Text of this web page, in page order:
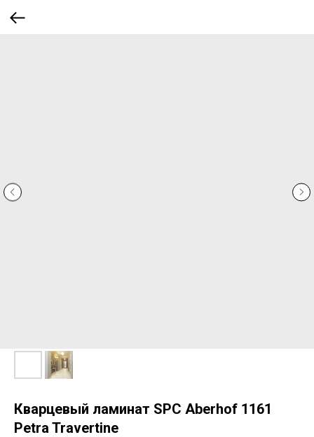
Кварцевый ламинат SPC Aberhof 1161
Petra Travertine